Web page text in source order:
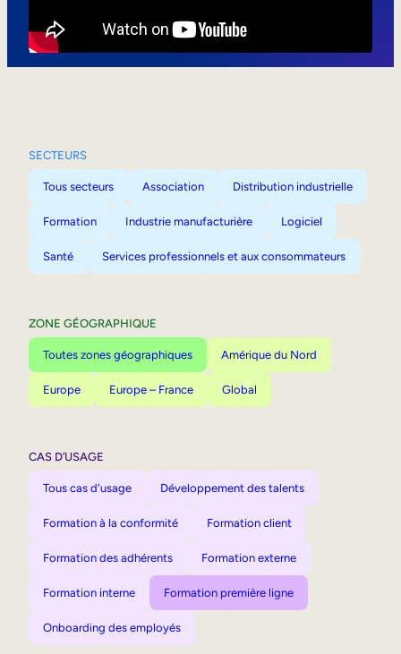
SECTEURS
Tous secteurs Association Distribution industrielle
Formation Industrie manufacturière Logiciel
Santé Services professionnels et aux consommateurs
ZONE GÉOGRAPHIQUE
Toutes zones géographiques Amérique du Nord
Europe Europe – France Global
CAS D’USAGE
Tous cas d'usage Développement des talents
Formation à la conformité Formation client
Formation des adhérents Formation externe
Formation interne Formation première ligne
Onboarding des employés